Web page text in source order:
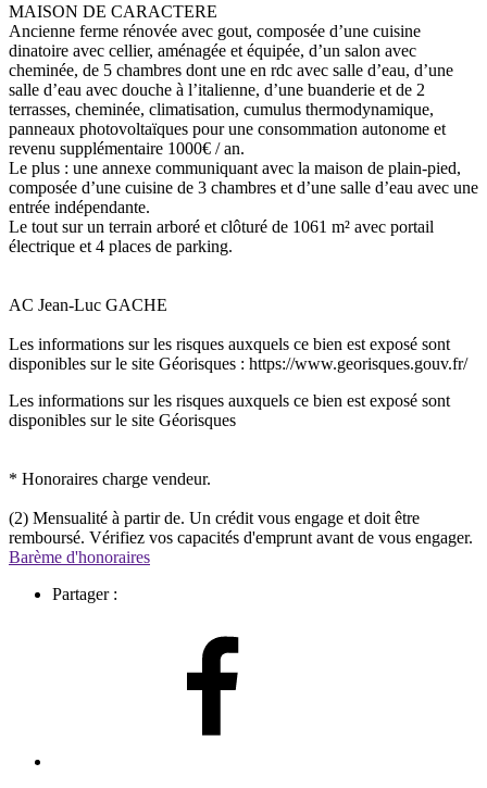
MAISON DE CARACTERE
Ancienne ferme rénovée avec gout, composée d’une cuisine
dinatoire avec cellier, aménagée et équipée, d’un salon avec
cheminée, de 5 chambres dont une en rdc avec salle d’eau, d’une
salle d’eau avec douche à l’italienne, d’une buanderie et de 2
terrasses, cheminée, climatisation, cumulus thermodynamique,
panneaux photovoltaïques pour une consommation autonome et
revenu supplémentaire 1000€ / an.
Le plus : une annexe communiquant avec la maison de plain-pied,
composée d’une cuisine de 3 chambres et d’une salle d’eau avec une
entrée indépendante.
Le tout sur un terrain arboré et clôturé de 1061 m² avec portail
électrique et 4 places de parking.
AC Jean-Luc GACHE
Les informations sur les risques auxquels ce bien est exposé sont
disponibles sur le site Géorisques : https://www.georisques.gouv.fr/
Les informations sur les risques auxquels ce bien est exposé sont
disponibles sur le site Géorisques
* Honoraires charge vendeur.
(2) Mensualité à partir de. Un crédit vous engage et doit être
remboursé. Vérifiez vos capacités d'emprunt avant de vous engager.
Barème d'honoraires
Partager :